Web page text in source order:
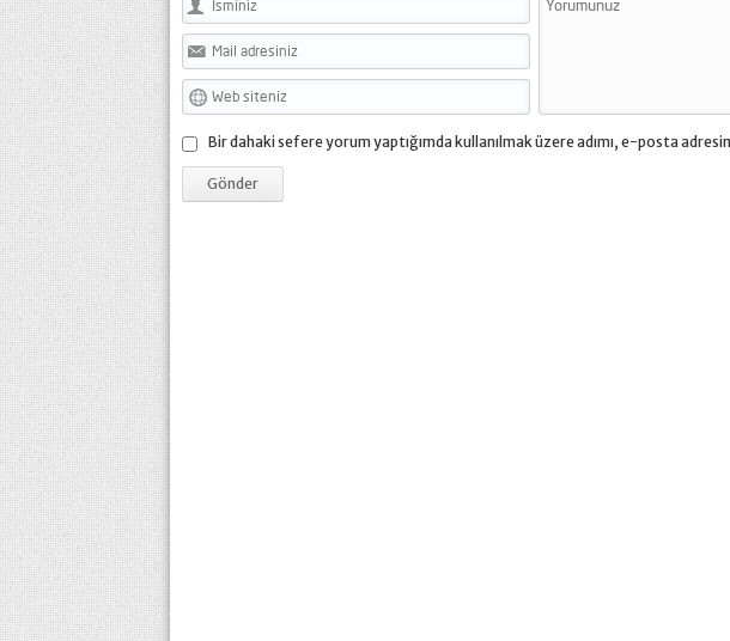
Bir dahaki sefere yorum yaptığımda kullanılmak üzere adımı, e-posta